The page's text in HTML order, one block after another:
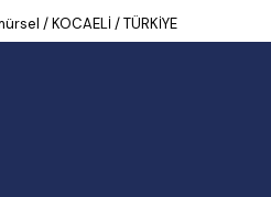
/ KOCAELİ / TÜRKİYE